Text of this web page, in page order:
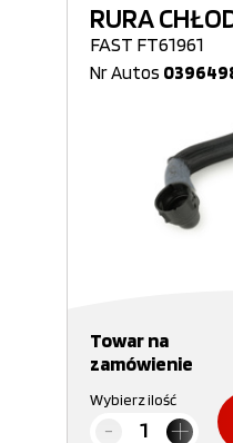
RURA
FAST FT61961
Nr Autos
Towar na
zamówienie
Wybierz ilość